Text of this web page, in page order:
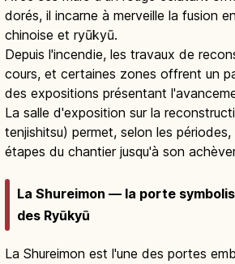
dorés, il incarne à merveille la fusion
chinoise et ryūkyū.
Depuis l'incendie, les travaux de
cours, et certaines zones offrent un
des expositions présentant
La salle d'exposition sur la
tenjishitsu) permet, selon les
étapes du chantier jusqu'à son
La Shureimon — la porte
des Ryūkyū
La Shureimon est l'une des portes